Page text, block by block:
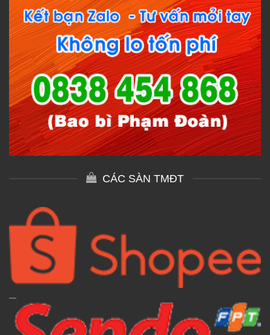
CÁC SÀN TMĐT